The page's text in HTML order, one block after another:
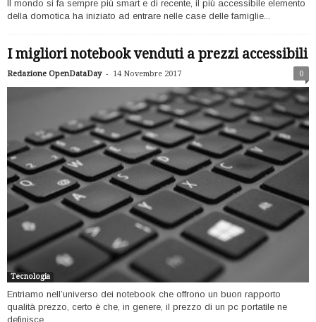
Il mondo si fa sempre più smart e di recente, il più accessibile elemento
della domotica ha iniziato ad entrare nelle case delle famiglie...
I migliori notebook venduti a prezzi accessibili
Redazione OpenDataDay - 14 Novembre 2017 0
Tecnologia
Entriamo nell’universo dei notebook che offrono un buon rapporto
qualità prezzo, certo è che, in genere, il prezzo di un pc portatile ne
definisce...